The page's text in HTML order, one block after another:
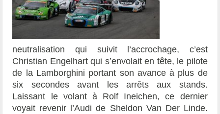
neutralisation qui suivit l’accrochage, c’est
Christian Engelhart qui s’envolait en tête, le pilote
de la Lamborghini portant son avance à plus de
six secondes avant les arrêts aux stands.
Laissant le volant à Rolf Ineichen, ce dernier
voyait revenir l’Audi de Sheldon Van Der Linde.